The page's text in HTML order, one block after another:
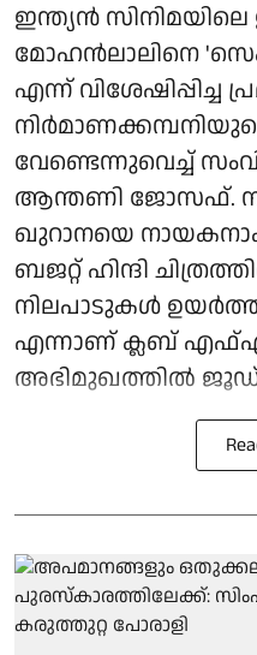
ഇന്ത്യൻ
മോഹൻലാലിനെ
എന്ന്
വേണ്ടെന്നുവെച്ച്
ആന്തണി ജോസഫ്.
ഖുറാനയെ
ബജറ്റ് ഹിന്ദി
നിലപാടുകൾ
എന്നാണ് ക്ലബ്
അഭിമുഖത്തില്‍ ജൂഡ്